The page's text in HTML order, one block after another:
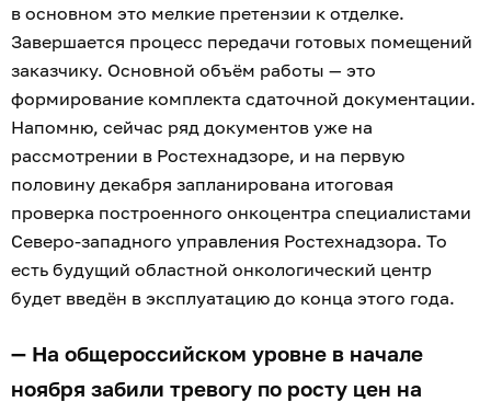
в основном это мелкие претензии к отделке.
Завершается процесс передачи готовых помещений
заказчику. Основной объём работы — это
формирование комплекта сдаточной документации.
Напомню, сейчас ряд документов уже на
рассмотрении в Ростехнадзоре, и на первую
половину декабря запланирована итоговая
проверка построенного онкоцентра специалистами
Северо-западного управления Ростехнадзора. То
есть будущий областной онкологический центр
будет введён в эксплуатацию до конца этого года.
— На общероссийском уровне в начале
ноября забили тревогу по росту цен на